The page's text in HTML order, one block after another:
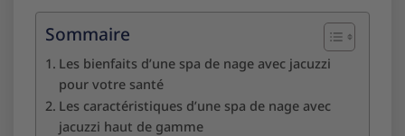
Sommaire
Les bienfaits d’une spa de nage avec jacuzzi
pour votre santé
Les caractéristiques d’une spa de nage avec
jacuzzi haut de gamme